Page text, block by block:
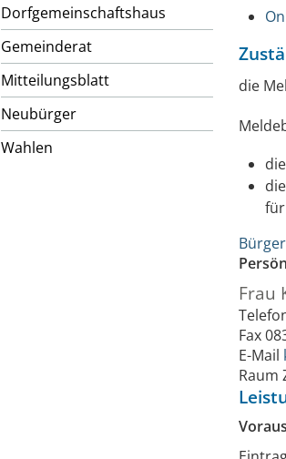
Dorfgemeinschaftshaus
Gemeinderat
Mitteilungsblatt
Neubürger
Wahlen
die
Frau
Fax
E-Mail
Raum